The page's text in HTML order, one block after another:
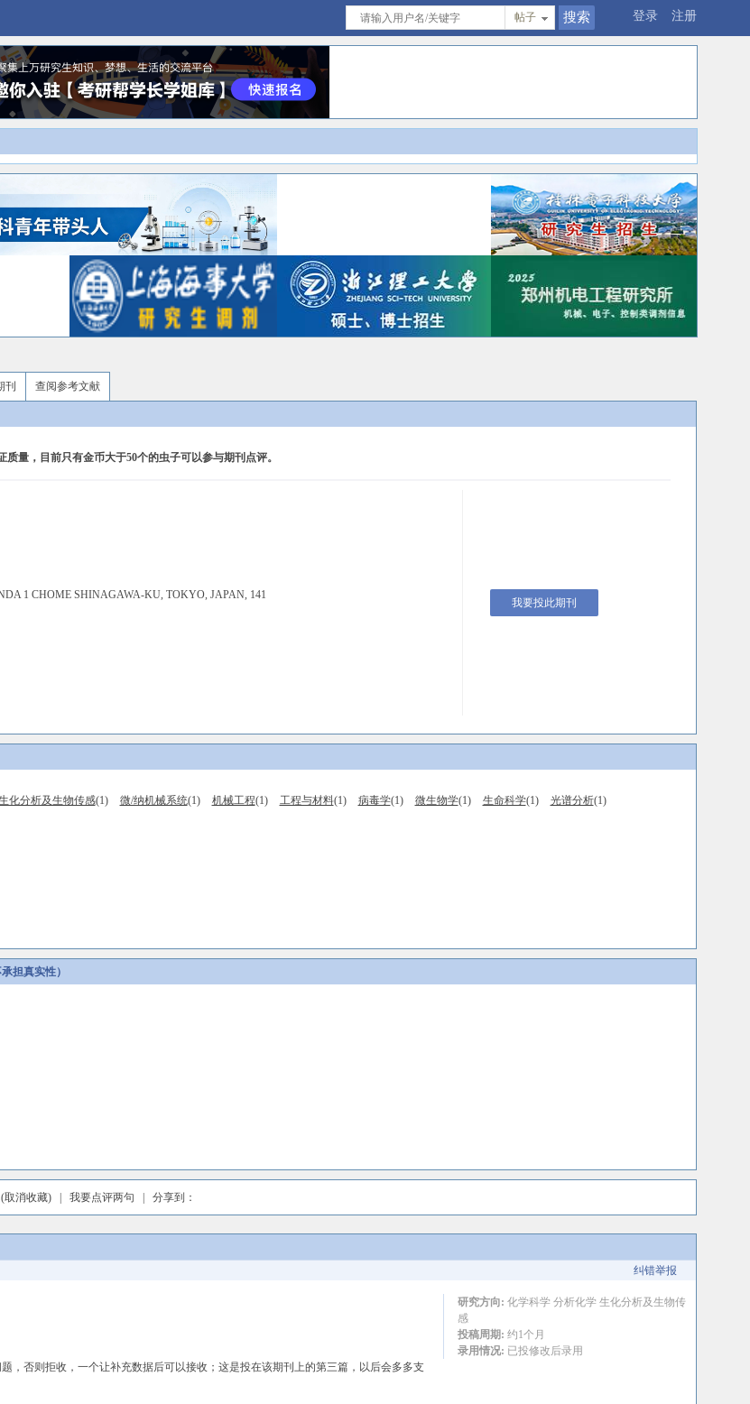
登录 注册
帖子
刊 查阅参考文献
量，目前只有金币大于50个的虫子可以参与期刊点评。
我要投此期刊
1 CHOME SHINAGAWA-KU, TOKYO, JAPAN, 141
化分析及生物传感(1) 微/纳机械系统(1) 机械工程(1) 工程与材料(1) 病毒学(1) 微生物学(1) 生命科学(1) 光谱分析(1)
担真实性）
(取消收藏)| 我要点评两句 | 分享到：
纠错举报
，否则拒收，一个让补充数据后可以接收；这是投在该期刊上的第三篇，以后会多多支
研究方向: 化学科学 分析化学 生化分析及生物传
感
投稿周期: 约1个月
录用情况: 已投修改后录用